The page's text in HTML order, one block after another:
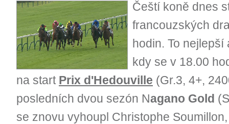
Čeští koně dnes
francouzských
hodin. To
kdy se v 18.00
na start Prix d'Hedouville (Gr.3, 4+,
posledních dvou sezón Nagano Gold
se znovu vyhoupl Christophe